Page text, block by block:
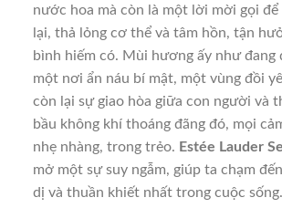
nước hoa mà còn là một lời mời gọi
lại, thả lỏng cơ thể và tâm hồn, tận
bình hiếm có. Mùi hương ấy như đang
một nơi ẩn náu bí mật, một vùng đồi
còn lại sự giao hòa giữa con người và
bầu không khí thoáng đãng đó, mọi
nhẹ nhàng, trong trẻo. Estée Lauder
mở một sự suy ngẫm, giúp ta chạm
dị và thuần khiết nhất trong cuộc sống.